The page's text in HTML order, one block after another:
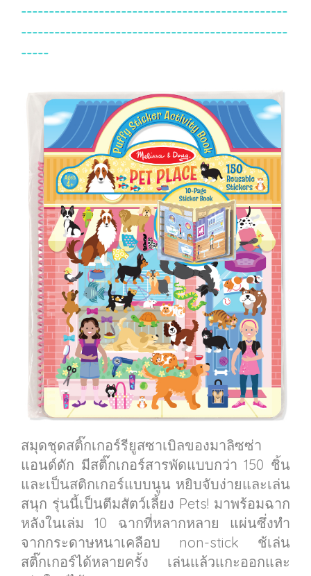
------------------------------------------------
------------------------------------------------
-----
สมุดชุดสติ๊กเกอร์รียูสซาเบิลของมาลิซซ่า
แอนด์ดัก มีสติ๊กเกอร์สารพัดแบบกว่า 150 ชิ้น
และเป็นสติกเกอร์แบบนูน หยิบจับง่ายและเล่น
สนุก รุ่นนี้เป็นตีมสัตว์เลี้ยง Pets! มาพร้อมฉาก
หลังในเล่ม 10 ฉากที่หลากหลาย แผ่นซึ่งทำ
จากกระดาษหนาเคลือบ non-stick ช้เล่น
สติ๊กเกอร์ได้หลายครั้ง เล่นแล้วแกะออกและ